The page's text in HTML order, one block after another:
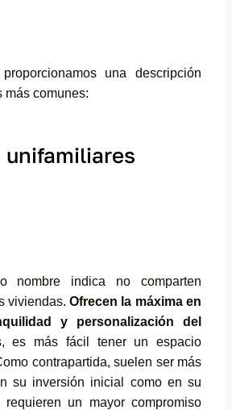
una descripción
más comunes:
nombre indica no comparten
viviendas. Ofrecen la máxima en
y personalización del
es más fácil tener un espacio
contrapartida, suelen ser más
su inversión inicial como en su
requieren un mayor compromiso